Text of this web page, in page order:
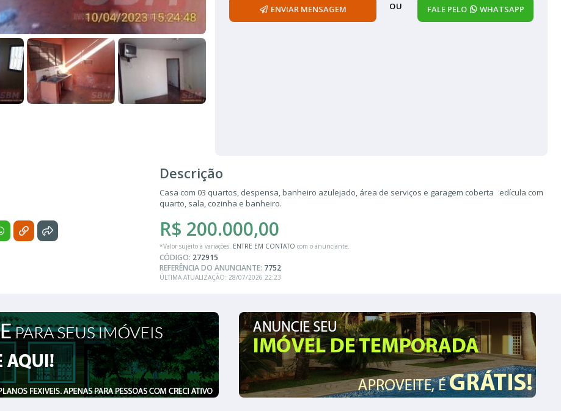
ENVIAR MENSAGEM OU FALE PELO WHATSAPP
Descrição
Casa com 03 quartos, despensa, banheiro azulejado, área de serviços e garagem coberta edícula com
quarto, sala, cozinha e banheiro.
R$ 200.000,00
*Valor sujeito à variações. ENTRE EM CONTATO com o anunciante.
CÓDIGO: 272915
REFERÊNCIA DO ANUNCIANTE: 7752
ÚLTIMA ATUALIZAÇÃO: 28/07/2026 22:23